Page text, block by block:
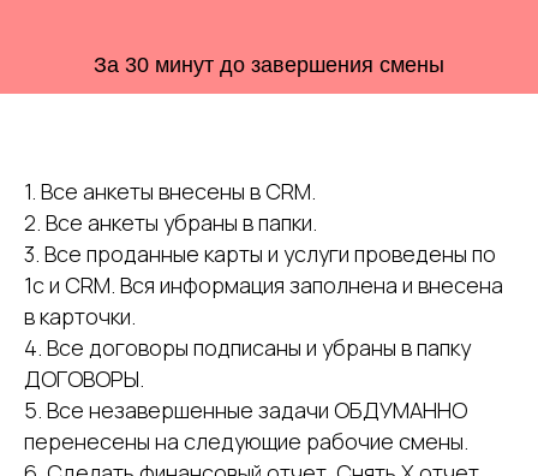
За 30 минут до завершения смены
1. Все анкеты внесены в CRM.
2. Все анкеты убраны в папки.
3. Все проданные карты и услуги проведены по
1с и CRM. Вся информация заполнена и внесена
в карточки.
4. Все договоры подписаны и убраны в папку
ДОГОВОРЫ.
5. Все незавершенные задачи ОБДУМАННО
перенесены на следующие рабочие смены.